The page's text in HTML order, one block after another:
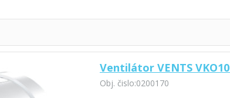
Ventilátor VENTS
Obj. čislo:0200170